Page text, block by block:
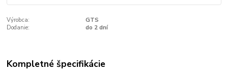
Výrobca:
GTS
Dodanie:
do 2 dní
Kompletné špecifikácie